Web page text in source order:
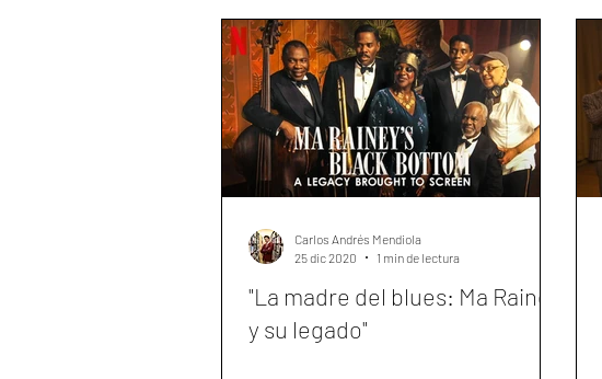
"La madre del blues: Ma Rainey
y su legado"
Carlos Andrés Mendiola
25 dic 2020
1 min de lectura